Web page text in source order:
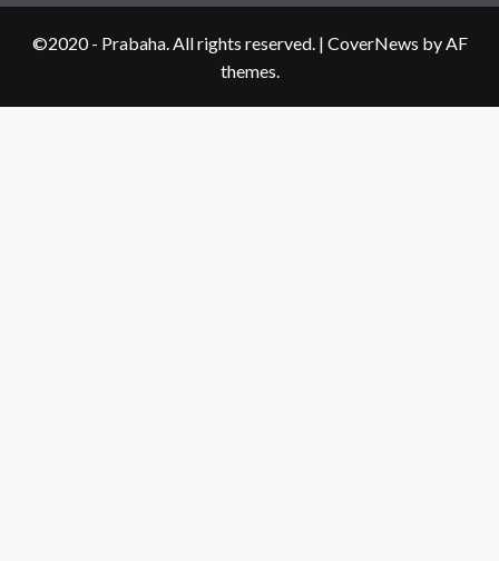
©2020 - Prabaha. All rights reserved. | CoverNews by AF
themes.